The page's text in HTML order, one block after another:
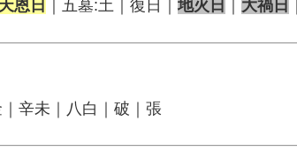
天恩日 ｜五墓:土｜復日｜地火日 大禍日
｜辛未｜八白｜破｜張